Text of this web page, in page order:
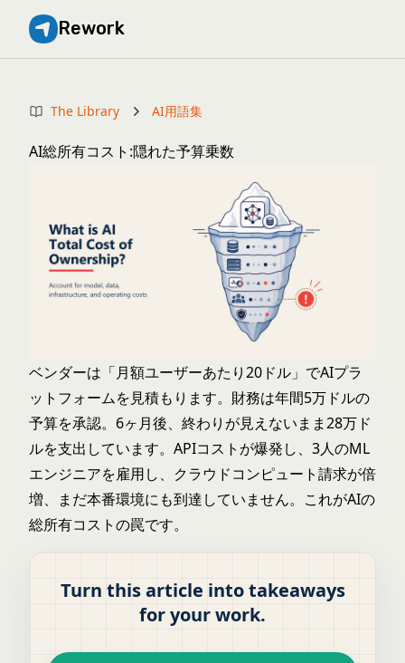
Rework
The Library AI用語集
AI総所有コスト:隠れた予算乗数
ベンダーは「月額ユーザーあたり20ドル」でAIプラ
ットフォームを見積もります。財務は年間5万ドルの
予算を承認。6ヶ月後、終わりが見えないまま28万ド
ルを支出しています。APIコストが爆発し、3人のML
エンジニアを雇用し、クラウドコンピュート請求が倍
増、まだ本番環境にも到達していません。これがAIの
総所有コストの罠です。
Turn this article into takeaways
for your work.